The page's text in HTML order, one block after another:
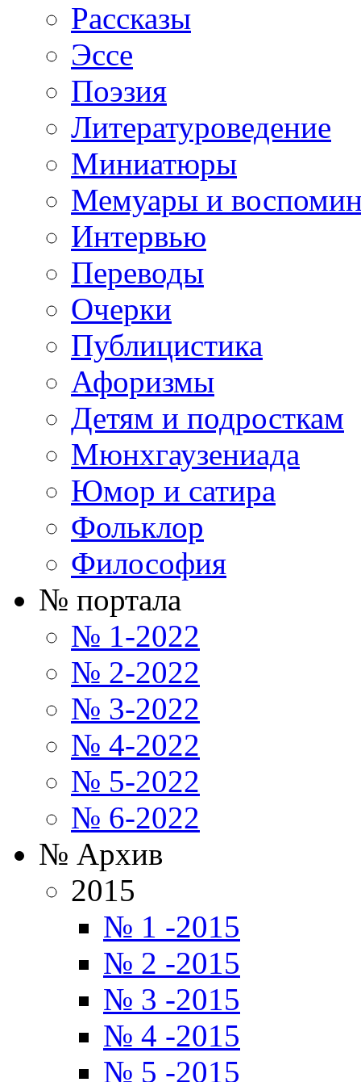
Рассказы
Эссе
Поэзия
Литературоведение
Миниатюры
Мемуары и
Интервью
Переводы
Очерки
Публицистика
Афоризмы
Детям и подросткам
Мюнхгаузениада
Юмор и сатира
Фольклор
Философия
№ портала
№ 1-2022
№ 2-2022
№ 3-2022
№ 4-2022
№ 5-2022
№ 6-2022
№ Архив
2015
№ 1 -2015
№ 2 -2015
№ 3 -2015
№ 4 -2015
№ 5 -2015